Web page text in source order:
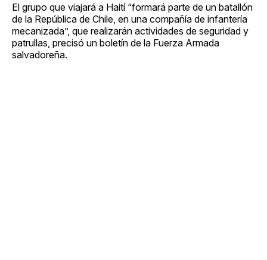
El grupo que viajará a Haití “formará parte de un batallón
de la República de Chile, en una compañía de infantería
mecanizada”, que realizarán actividades de seguridad y
patrullas, precisó un boletín de la Fuerza Armada
salvadoreña.